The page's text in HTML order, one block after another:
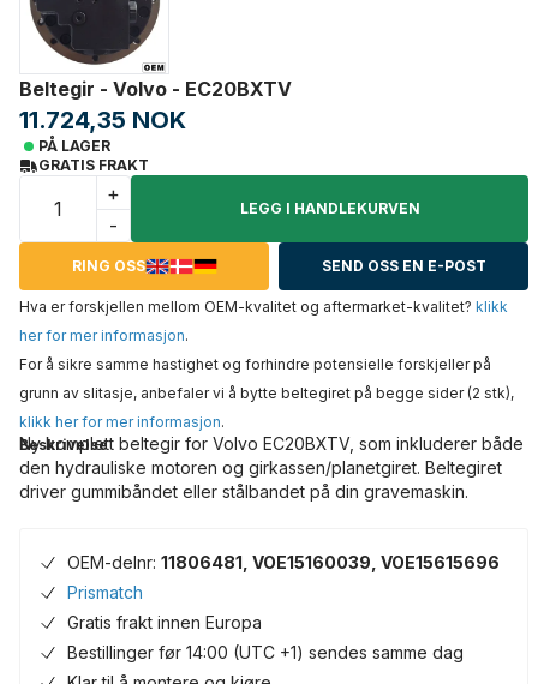
Beltegir - Volvo - EC20BXTV
11.724,35 NOK
PÅ LAGER
GRATIS FRAKT
+
-
LEGG I HANDLEKURVEN
RING OSS SEND OSS EN E-POST
Hva er forskjellen mellom OEM-kvalitet og aftermarket-kvalitet? klikk
her for mer informasjon.
For å sikre samme hastighet og forhindre potensielle forskjeller på
grunn av slitasje, anbefaler vi å bytte beltegiret på begge sider (2 stk),
klikk her for mer informasjon.
Beskrivelse
Ny komplett beltegir for Volvo EC20BXTV, som inkluderer både
den hydrauliske motoren og girkassen/planetgiret. Beltegiret
driver gummibåndet eller stålbandet på din gravemaskin.
OEM-delnr: 11806481, VOE15160039, VOE15615696
Prismatch
Gratis frakt innen Europa
Bestillinger før 14:00 (UTC +1) sendes samme dag